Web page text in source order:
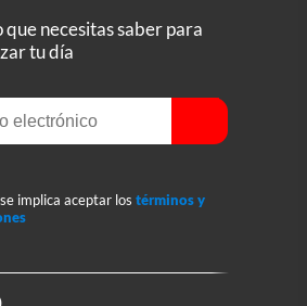
que necesitas saber para
tu día
implica aceptar los términos y